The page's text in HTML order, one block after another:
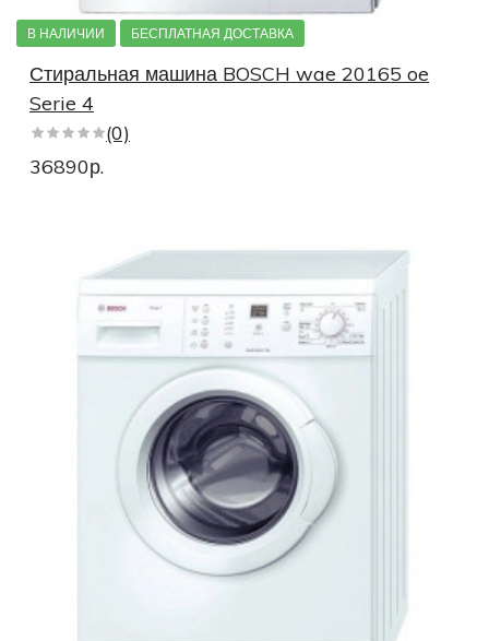
В НАЛИЧИИ БЕСПЛАТНАЯ ДОСТАВКА
Стиральная машина BOSCH wae 20165 oe
Serie 4
(0)
36890р.